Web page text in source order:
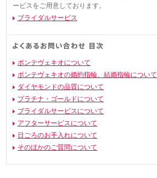
ービスをご用意しております。
ブライダルサービス
ポンテヴェキオについて
ポンテヴェキオの婚約指輪、結婚指輪について
ダイヤモンドの品質について
プラチナ・ゴールドについて
ブライダルサービスについて
アフターサービスについて
日ごろのお手入れについて
そのほかのご質問について